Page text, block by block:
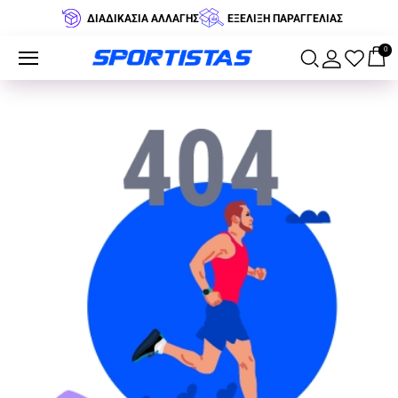
ΔΙΑΔΙΚΑΣΙΑ ΑΛΛΑΓΗΣ ΕΞΕΛΙΞΗ ΠΑΡΑΓΓΕΛΙΑΣ
0